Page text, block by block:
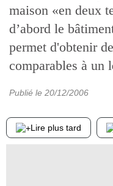
maison «en deux
d’abord le
permet d'obtenir
comparables à un
Publié le 20/12/2006
Lire plus tard